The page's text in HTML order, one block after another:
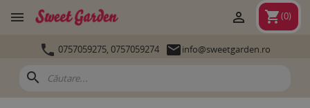
 shopping_cart(0)

 0757059275, 0757059274 info@sweetgarden.ro
search